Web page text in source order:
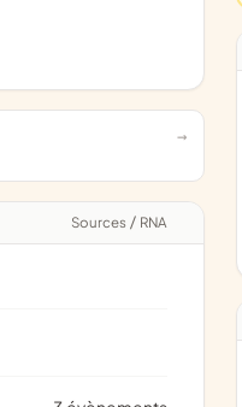
Sources / RNA